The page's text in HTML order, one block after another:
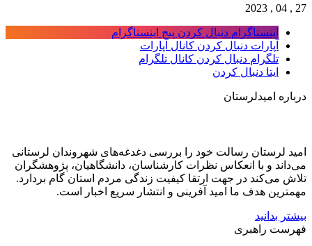
27 , 04 , 2023
اینستاگرام دنبال کردن پیج اینستاگرام
آپارات دنبال کردن کانال آپارات
تلگرام دنبال کردن کانال تلگرام
ایتا دنبال کردن
درباره امیدلرستان
امید لرستان رسالت خود را بررسی دغدغه‌های شهروندان لرستانی
می‌داند و با انعکاس نظرات کارشناسان، دانشگاهیان، پژوهشگران
تلاش می‌کند در جهت ارتقا کیفیت زندگی مردم استان گام بردارد.
مهمترین هدف ما امید آفرینی و انتشار سریع اخبار است.
بیشتر بدانید
فهرست راهبری